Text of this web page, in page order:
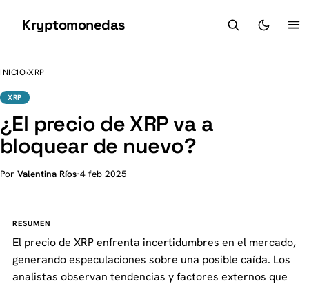
Kryptomonedas
INICIO›XRP
XRP
¿El precio de XRP va a
bloquear de nuevo?
Por Valentina Ríos·4 feb 2025
RESUMEN
El precio de XRP enfrenta incertidumbres en el mercado,
generando especulaciones sobre una posible caída. Los
analistas observan tendencias y factores externos que